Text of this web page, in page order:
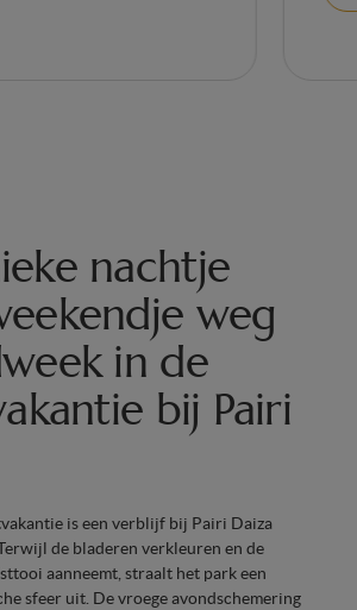
nachtje
weg
in de
bij Pairi
is een verblijf bij Pairi Daiza
de bladeren verkleuren en de
aanneemt, straalt het park een
sfeer uit. De vroege avondschemering